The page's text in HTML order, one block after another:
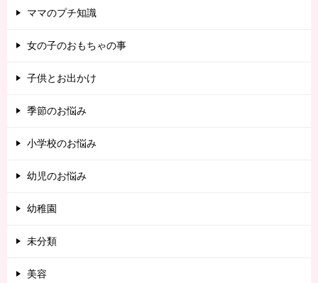
ママのプチ知識
女の子のおもちゃの事
子供とお出かけ
季節のお悩み
小学校のお悩み
幼児のお悩み
幼稚園
未分類
美容